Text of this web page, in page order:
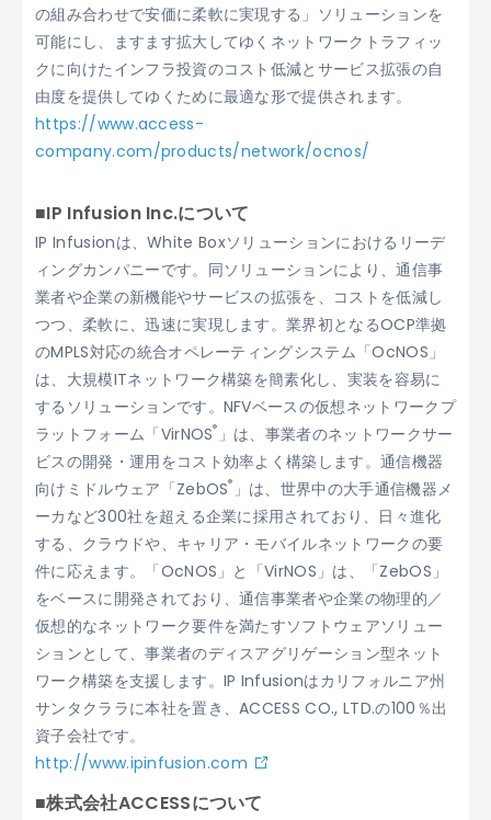
の組み合わせで安価に柔軟に実現する」ソリューションを
可能にし、ますます拡大してゆくネットワークトラフィッ
クに向けたインフラ投資のコスト低減とサービス拡張の自
由度を提供してゆくために最適な形で提供されます。
https://www.access-
company.com/products/network/ocnos/
■IP Infusion Inc.について
IP Infusionは、White Boxソリューションにおけるリーデ
ィングカンパニーです。同ソリューションにより、通信事
業者や企業の新機能やサービスの拡張を、コストを低減し
つつ、柔軟に、迅速に実現します。業界初となるOCP準拠
のMPLS対応の統合オペレーティングシステム「OcNOS」
は、大規模ITネットワーク構築を簡素化し、実装を容易に
するソリューションです。NFVベースの仮想ネットワークプ
ラットフォーム「VirNOS® 」は、事業者のネットワークサー
ビスの開発・運用をコスト効率よく構築します。通信機器
向けミドルウェア「ZebOS® 」は、世界中の大手通信機器メ
ーカなど300社を超える企業に採用されており、日々進化
する、クラウドや、キャリア・モバイルネットワークの要
件に応えます。「OcNOS」と「VirNOS」は、「ZebOS」
をベースに開発されており、通信事業者や企業の物理的／
仮想的なネットワーク要件を満たすソフトウェアソリュー
ションとして、事業者のディスアグリゲーション型ネット
ワーク構築を支援します。IP Infusionはカリフォルニア州
サンタクララに本社を置き、ACCESS CO., LTD.の100％出
資子会社です。
http://www.ipinfusion.com
■株式会社ACCESSについて